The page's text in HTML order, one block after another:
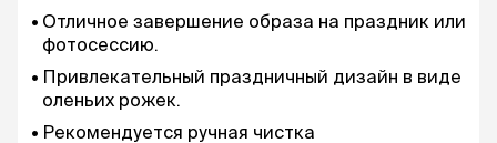
Отличное завершение образа на праздник или
фотосессию.
Привлекательный праздничный дизайн в виде
оленьих рожек.
Рекомендуется ручная чистка